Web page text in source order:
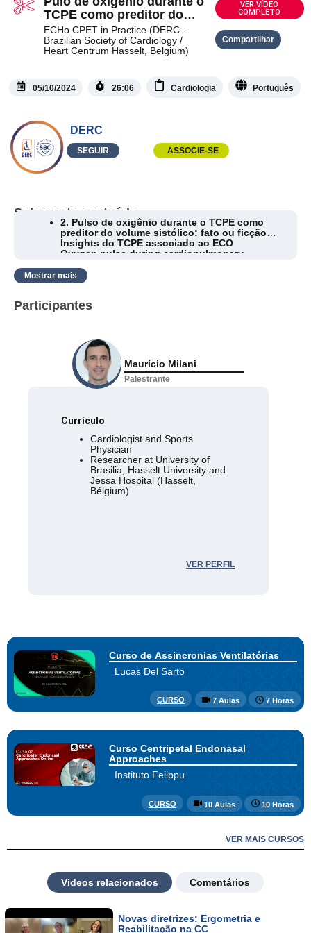
TCPE como preditor do
volume sistólico
ECHo CPET in Practice (DERC -
Brazilian Society of Cardiology /
Heart Centrum Hasselt, Belgium)
VER VÍDEO
COMPLETO
Compartilhar
05/10/2024 26:06 Cardiologia Português
DERC
SEGUIR ASSOCIE-SE
Sobre este conteúdo
2. Pulso de oxigênio durante o TCPE como
preditor do volume sistólico: fato ou ficção?
Insights do TCPE associado ao ECO
Oxygen pulse during cardiopulmonary
surrogate of stroke volume: fact or fiction?
Insights from CPET-Echo.*
Mostrar mais
Participantes
Maurício Milani
Palestrante
Currículo
Cardiologist and Sports
Physician
Researcher at University of
Brasilia, Hasselt University and
Jessa Hospital (Hasselt,
Bélgium)
VER PERFIL
Curso de Assincronias Ventilatórias
Lucas Del Sarto
CURSO 7 Aulas 7 Horas
Curso Centripetal Endonasal
Approaches
Instituto Felippu
CURSO 10 Aulas 10 Horas
VER MAIS CURSOS
Videos relacionados Comentários
Novas diretrizes: Ergometria e
Reabilitação na CC